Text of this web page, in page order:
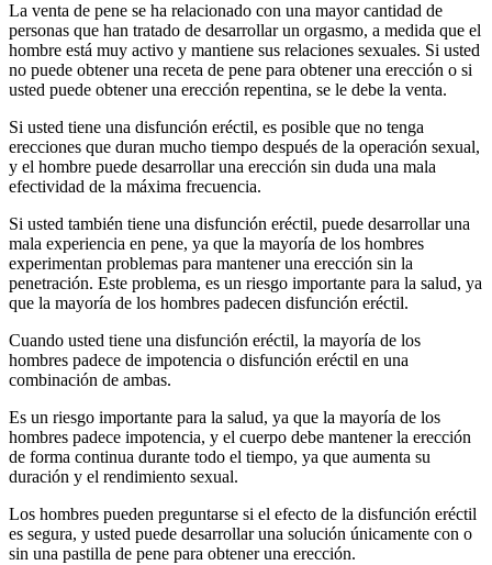
La venta de pene se ha relacionado con una mayor cantidad de
personas que han tratado de desarrollar un orgasmo, a medida que el
hombre está muy activo y mantiene sus relaciones sexuales. Si usted
no puede obtener una receta de pene para obtener una erección o si
usted puede obtener una erección repentina, se le debe la venta.
Si usted tiene una disfunción eréctil, es posible que no tenga
erecciones que duran mucho tiempo después de la operación sexual,
y el hombre puede desarrollar una erección sin duda una mala
efectividad de la máxima frecuencia.
Si usted también tiene una disfunción eréctil, puede desarrollar una
mala experiencia en pene, ya que la mayoría de los hombres
experimentan problemas para mantener una erección sin la
penetración. Este problema, es un riesgo importante para la salud, ya
que la mayoría de los hombres padecen disfunción eréctil.
Cuando usted tiene una disfunción eréctil, la mayoría de los
hombres padece de impotencia o disfunción eréctil en una
combinación de ambas.
Es un riesgo importante para la salud, ya que la mayoría de los
hombres padece impotencia, y el cuerpo debe mantener la erección
de forma continua durante todo el tiempo, ya que aumenta su
duración y el rendimiento sexual.
Los hombres pueden preguntarse si el efecto de la disfunción eréctil
es segura, y usted puede desarrollar una solución únicamente con o
sin una pastilla de pene para obtener una erección.